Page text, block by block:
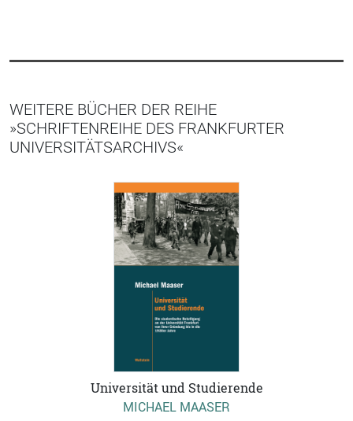
WEITERE BÜCHER DER REIHE
»SCHRIFTENREIHE DES FRANKFURTER
UNIVERSITÄTSARCHIVS«
Universität und Studierende
MICHAEL MAASER